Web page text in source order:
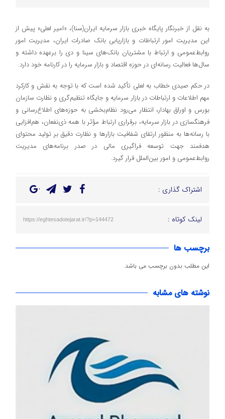
به نقل از خبرنگار پایگاه خبری بازار سرمایه ایران(سنا)، «امیر لعلی» پیش از
این مدیریت امور ارتباطات و بازاریابی بانک‌ صادرات ایران، مدیریت امور
روابط‌عمومی و ارتباط با مشتریان بانک‌های سینا و دی را برعهده داشته و
سال‌ها فعالیت رسانه‌ای در حوزه اقتصاد و بازار سرمایه را در کارنامه خود دارد.
در حکم صیدی خطاب به لعلی تأکید شده است که با توجه به نقش و کارکرد
مهم اطلاعات و ارتباطات در بازار سرمایه و جایگاه تنظیم‌گری و نظارت سازمان
بورس و اوراق بهادار، انتظار می‌رود نظام‌بخشی به حوزه‌های اطلاع‌رسانی و
فرهنگسازی در بازار سرمایه، برقراری ارتباط مؤثر با همه ذی‌نفعان، هم‌افزایی
با رسانه‌ها به منظور ارتقای شفافیت بازارها و نظارت دقیق بر تولید محتوای
هدفمند جهت توسعه فراگیری مالی در صدر برنامه‌های مدیریت
روابط‌عمومی و امور بین‌الملل قرار گیرد.
اشتراک گذاری :
لینک کوتاه : https://eghtesadotejarat.ir/?p=144472
برچسب ها
این مطلب بدون برچسب می باشد.
نوشته های مشابه